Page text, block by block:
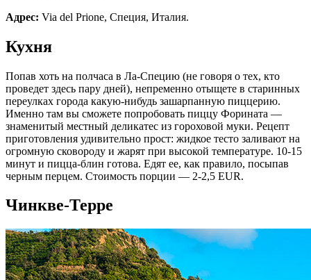
Адрес: Via del Prione, Специя, Италия.
Кухня
Попав хоть на полчаса в Ла-Специю (не говоря о тех, кто
проведет здесь пару дней), непременно отыщете в старинных
переулках города какую-нибудь зашарпанную пиццерию.
Именно там вы сможете попробовать пиццу Форината —
знаменитый местный деликатес из гороховой муки. Рецепт
приготовления удивительно прост: жидкое тесто заливают на
огромную сковороду и жарят при высокой температуре. 10-15
минут и пицца-блин готова. Едят ее, как правило, посыпав
черным перцем. Стоимость порции — 2-2,5 EUR.
Чинкве-Терре